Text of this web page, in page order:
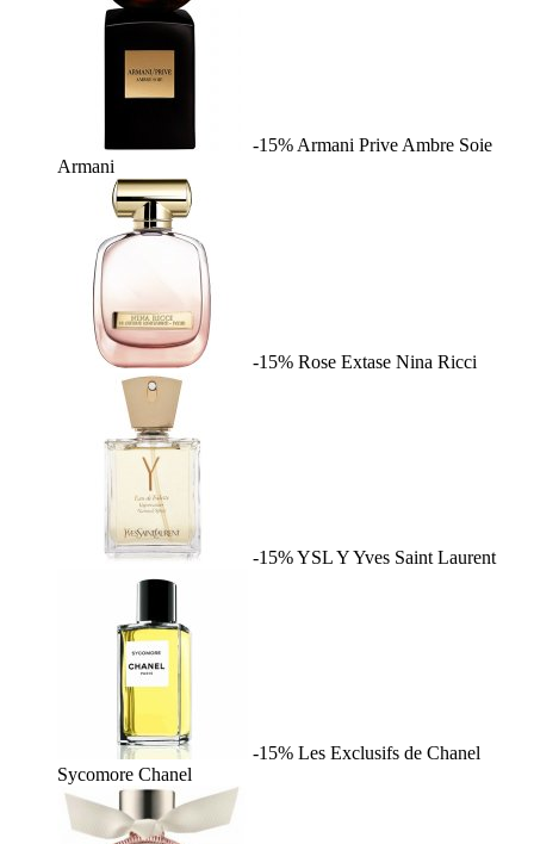
-15% Armani Prive Ambre Soie
Armani
-15% Rose Extase Nina Ricci
-15%YSL YYves Saint Laurent
-15% Les Exclusifs de Chanel
Sycomore Chanel